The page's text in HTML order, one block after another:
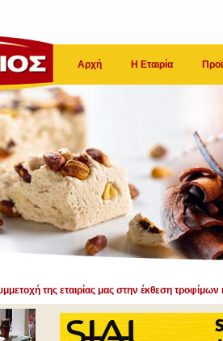
Αρχή Η Εταιρία
της εταιρίας μας στην έκθεση